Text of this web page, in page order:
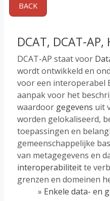
BACK
DCAT, DCAT-
DCAT-AP staat voor
wordt ontwikkeld en
voor een interoperabel
aanpak voor het
waardoor gegevens uit
worden gelokaliseerd,
toepassingen en
gemeenschappelijke
van metagegevens en
interoperabiliteitte
grenzen en domeinen
» Enkele data- en